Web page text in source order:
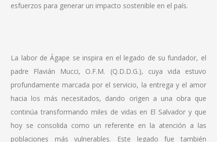
esfuerzos para generar un impacto sostenible en el país.
La labor de Ágape se inspira en el legado de su fundador, el
padre Flavián Mucci, O.F.M. (Q.D.D.G.), cuya vida estuvo
profundamente marcada por el servicio, la entrega y el amor
hacia los más necesitados, dando origen a una obra que
continúa transformando miles de vidas en El Salvador y que
hoy se consolida como un referente en la atención a las
poblaciones más vulnerables. Este legado fue también